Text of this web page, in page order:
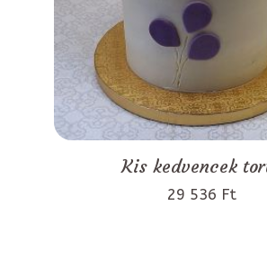
Kis kedvencek
29 536 Ft